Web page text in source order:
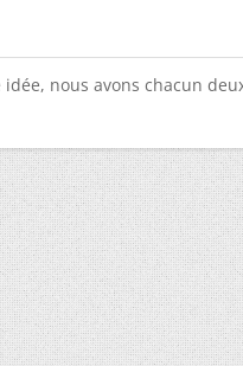
nous avons chacun